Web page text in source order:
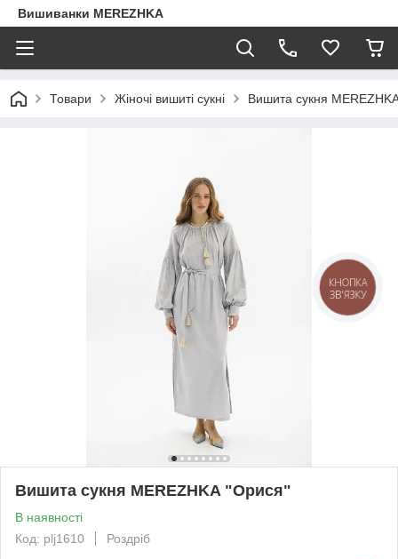
Вишиванки MEREZHKA
Товари Жіночі вишиті сукні Вишита сукня
Вишита сукня MEREZHKA "Орися"
В наявності
Код: plj1610
Роздріб
КНОПКА
ЗВ'ЯЗКУ